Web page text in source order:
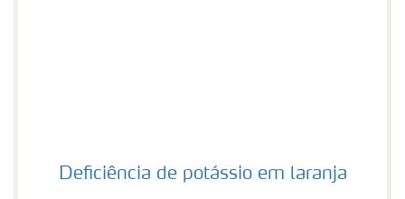
Deficiência de potássio em laranja
Deficiência de potássio em laranja